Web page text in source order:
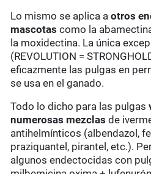
Lo mismo se aplica aotros
mascotas como la
la moxidectina. La única
(REVOLUTION =
eficazmente las pulgas en
se usa en el ganado.
Todo lo dicho para las pulgas
numerosas mezclas de
antihelmínticos (albendazol,
praziquantel, pirantel, etc.).
algunos endectocidas con